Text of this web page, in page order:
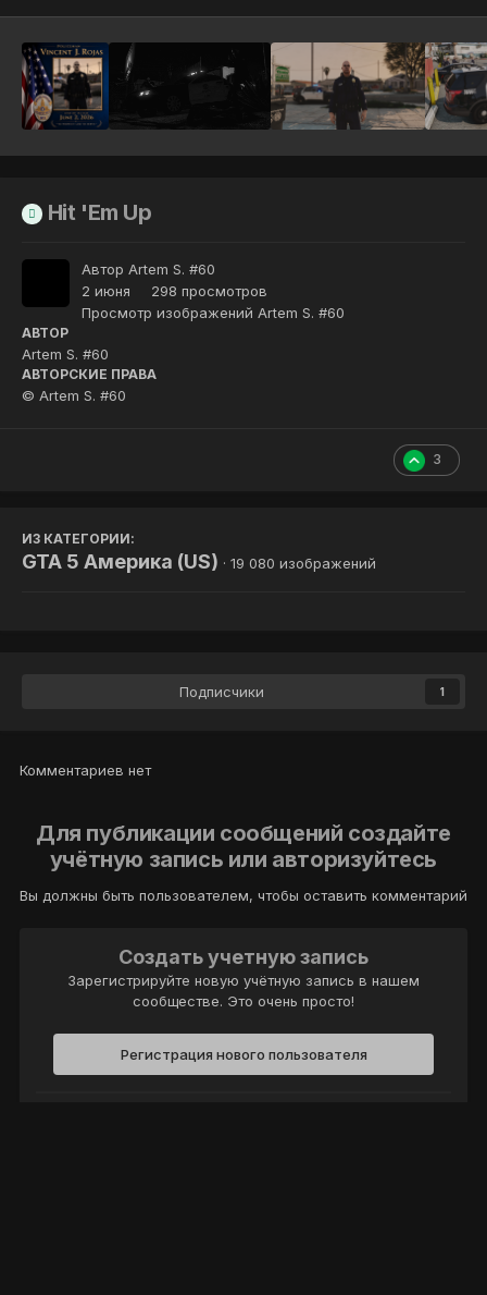
Hit 'Em Up
Автор Artem S. #60
2 июня
298 просмотров
Просмотр изображений Artem S. #60
АВТОР
Artem S. #60
АВТОРСКИЕ ПРАВА
© Artem S. #60
3
ИЗ КАТЕГОРИИ:
GTA 5 Америка (US) · 19 080 изображений
Подписчики 1
Комментариев нет
Для публикации сообщений создайте
учётную запись или авторизуйтесь
Вы должны быть пользователем, чтобы оставить комментарий
Создать учетную запись
Зарегистрируйте новую учётную запись в нашем
сообществе. Это очень просто!
Регистрация нового пользователя